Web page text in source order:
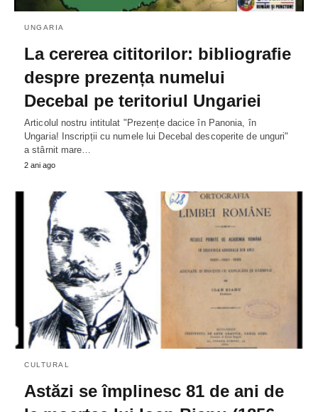
UNGARIA
La cererea cititorilor: bibliografie
despre prezența numelui
Decebal pe teritoriul Ungariei
Articolul nostru intitulat "Prezențe dacice în Panonia, în
Ungaria! Inscripții cu numele lui Decebal descoperite de unguri"
a stârnit mare…
2 ani ago
CULTURAL
Astăzi se împlinesc 81 de ani de